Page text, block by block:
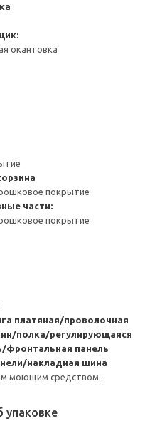
окантовка
покрытие
части:
покрытие
платяная/проволочная
полка/регулирующаяся
панель
накладная шина
моющим средством.
упаковке